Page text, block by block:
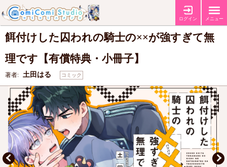
ログイン メニュー
特典
【有償特典・『餌付けした囚われの騎士の××が強すぎて無理です』12P小
冊子】 【コミコミ特典4Pリーフレット】
餌付けした囚われの騎士の××が強すぎて無
理です【有償特典・小冊子】
著者: 土田はる コミック